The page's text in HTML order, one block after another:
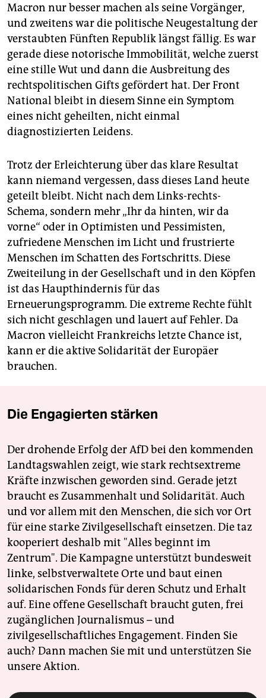
Macron nur besser machen als seine Vorgänger,
und zweitens war die politische Neugestaltung der
verstaubten Fünften Republik längst fällig. Es war
gerade diese notorische Immobilität, welche zuerst
eine stille Wut und dann die Ausbreitung des
rechtspolitischen Gifts gefördert hat. Der Front
National bleibt in diesem Sinne ein Symptom
eines nicht geheilten, nicht einmal
diagnostizierten Leidens.
Trotz der Erleichterung über das klare Resultat
kann niemand vergessen, dass dieses Land heute
geteilt bleibt. Nicht nach dem Links-rechts-
Schema, sondern mehr „Ihr da hinten, wir da
vorne“ oder in Optimisten und Pessimisten,
zufriedene Menschen im Licht und frustrierte
Menschen im Schatten des Fortschritts. Diese
Zweiteilung in der Gesellschaft und in den Köpfen
ist das Haupthindernis für das
Erneuerungsprogramm. Die extreme Rechte fühlt
sich nicht geschlagen und lauert auf Fehler. Da
Macron vielleicht Frankreichs letzte Chance ist,
kann er die aktive Solidarität der Europäer
brauchen.
Die Engagierten stärken
Der drohende Erfolg der AfD bei den kommenden
Landtagswahlen zeigt, wie stark rechtsextreme
Kräfte inzwischen geworden sind. Gerade jetzt
braucht es Zusammenhalt und Solidarität. Auch
und vor allem mit den Menschen, die sich vor Ort
für eine starke Zivilgesellschaft einsetzen. Die taz
kooperiert deshalb mit "Alles beginnt im
Zentrum". Die Kampagne unterstützt bundesweit
linke, selbstverwaltete Orte und baut einen
solidarischen Fonds für deren Schutz und Erhalt
auf. Eine offene Gesellschaft braucht guten, frei
zugänglichen Journalismus – und
zivilgesellschaftliches Engagement. Finden Sie
auch? Dann machen Sie mit und unterstützen Sie
unsere Aktion.